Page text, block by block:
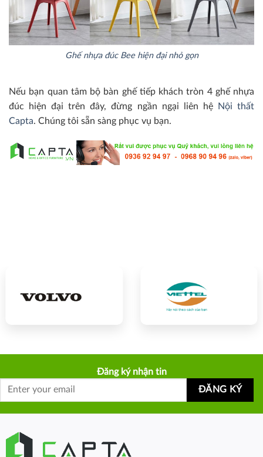
Ghế nhựa đúc Bee hiện đại nhỏ gọn
Nếu bạn quan tâm bộ bàn ghế tiếp khách tròn 4 ghế nhựa
đúc hiện đại trên đây, đừng ngần ngại liên hệ Nội thất
Capta. Chúng tôi sẵn sàng phục vụ bạn.
Đăng ký nhận tin